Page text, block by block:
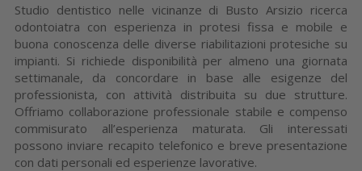
Studio dentistico nelle vicinanze di Busto Arsizio ricerca
odontoiatra con esperienza in protesi fissa e mobile e
buona conoscenza delle diverse riabilitazioni protesiche su
impianti. Si richiede disponibilità per almeno una giornata
settimanale, da concordare in base alle esigenze del
professionista, con attività distribuita su due strutture.
Offriamo collaborazione professionale stabile e compenso
commisurato all’esperienza maturata. Gli interessati
possono inviare recapito telefonico e breve presentazione
con dati personali ed esperienze lavorative.